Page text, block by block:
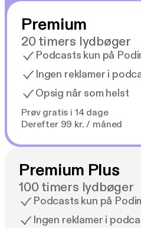
Premium
20 timers lydbøger
Podcasts kun på
Ingen reklamer i
Opsig når som helst
Prøv gratis i 14 dage
Derefter 99 kr. / måned
Premium Plus
100 timers lydbøger
Podcasts kun på
Ingen reklamer i